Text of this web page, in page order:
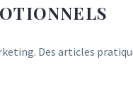
Des articles